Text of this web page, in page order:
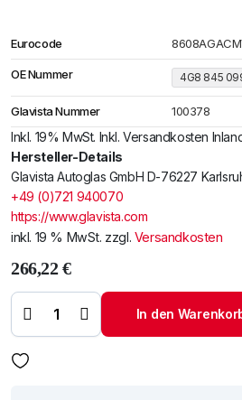
Eurocode
OE Nummer 4G8 845
Glavista Nummer 100378
Inkl. 19% MwSt. Inkl. Versandkosten
Hersteller-Details
Glavista Autoglas GmbH D-76227
+49 (0)721 940070
https://www.glavista.com
inkl. 19 % MwSt. zzgl. Versandkosten
266,22€
Windschutzscheibe /
Frontscheibe Audi A7 12-
+Spiegelhalter+Regen-
LichtB-
Sensor+LDW+Akustikstik
In den